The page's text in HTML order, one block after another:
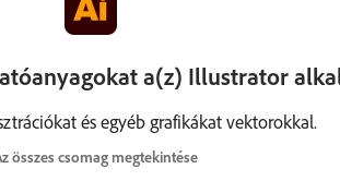
a(z) Illustrator
és egyéb grafikákat vektorokkal.
összes csomag megtekintése